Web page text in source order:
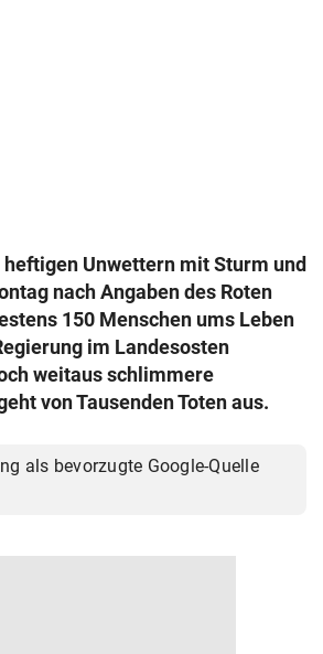
Unwettern mit Sturm und
nach Angaben des Roten
150 Menschen ums Leben
im Landesosten
weitaus schlimmere
von Tausenden Toten aus.
als bevorzugte Google-Quelle